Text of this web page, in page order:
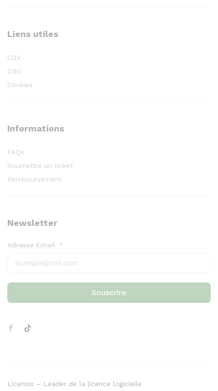
Liens utiles
CGV
CGU
Cookies
Informations
FAQs
Soumettre un ticket
Remboursement
Newsletter
Adresse Email
Souscrire
Licensio – Leader de la licence logicielle